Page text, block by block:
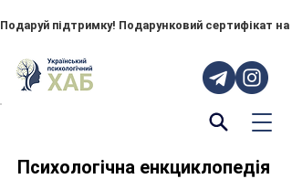
Подаруй підтримку! Подарунковий сертифікат
Психологічна енкциклопедія